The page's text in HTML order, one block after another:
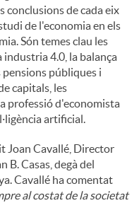
conclusions de cada eix
de l'economia en els
Són temes clau les
industria 4.0, la balança
públiques i
capitals, les
professió d'economista
artificial.
Joan Cavallé, Director
B. Casas, degà del
Cavallé ha comentat
al costat de la societat